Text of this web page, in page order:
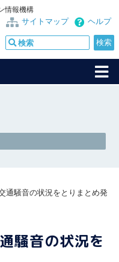
情報機構
ヘルプ
サイトマップ
通騒音の状況をとりまとめ発
騒音の状況を